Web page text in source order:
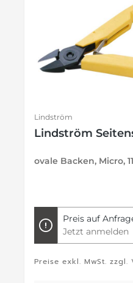
Lindström
Lindström
ovale Backen, Micro,
Preis auf
Jetzt anmelden
Preise exkl. MwSt. zzgl.